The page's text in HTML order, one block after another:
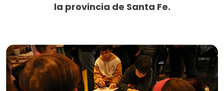
la provincia de Santa Fe.